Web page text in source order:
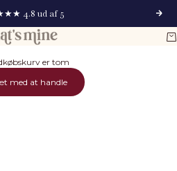
4.8 ud af 5
Mine
er tom
med at handle